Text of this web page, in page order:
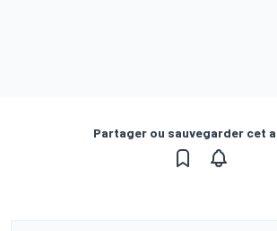
Partager ou sauvegarder cet